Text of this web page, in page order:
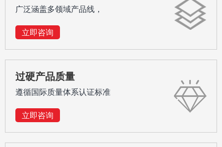
广泛涵盖多领域产品线，
立即咨询
过硬产品质量
遵循国际质量体系认证标准
立即咨询